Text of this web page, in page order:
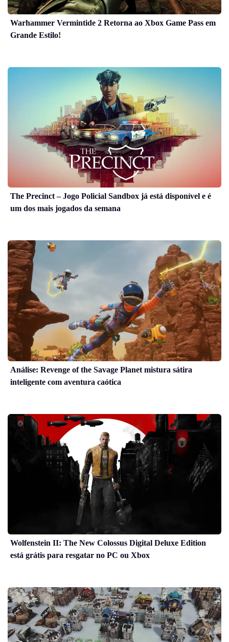
Warhammer Vermintide 2 Retorna ao Xbox Game Pass em
Grande Estilo!
The Precinct – Jogo Policial Sandbox já está disponível e é
um dos mais jogados da semana
Análise: Revenge of the Savage Planet mistura sátira
inteligente com aventura caótica
Wolfenstein II: The New Colossus Digital Deluxe Edition
está grátis para resgatar no PC ou Xbox